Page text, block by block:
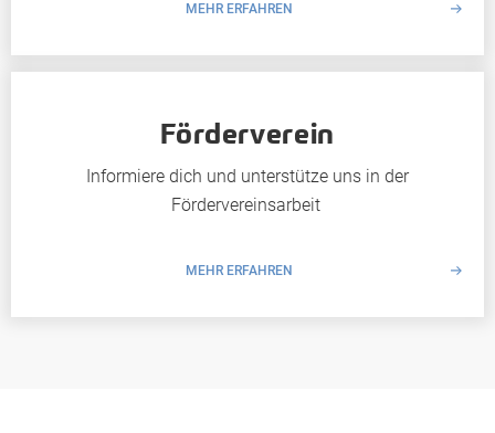
MEHR ERFAHREN
Förderverein
Informiere dich und unterstütze uns in der
Fördervereinsarbeit
MEHR ERFAHREN